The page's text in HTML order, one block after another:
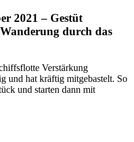
2021 – Gestüt
durch das
Verstärkung
und hat kräftig mitgebastelt. So
und starten dann mit